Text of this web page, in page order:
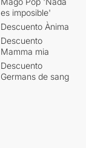
es imposible'
Descuento Ànima
Descuento
Mamma mia
Descuento
Germans de sang